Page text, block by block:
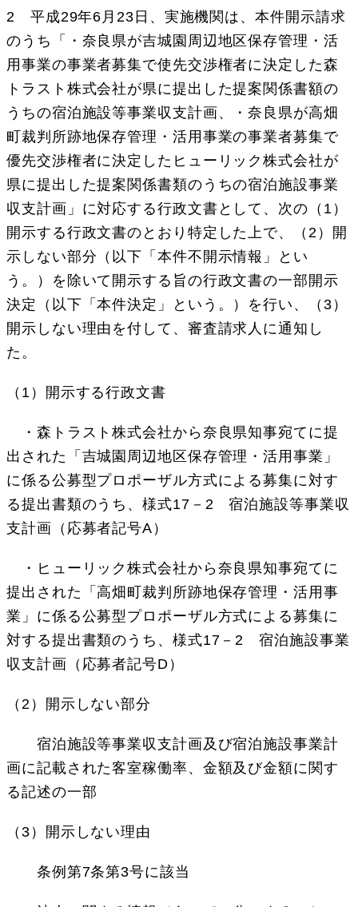
2 平成29年6月23日、実施機関は、本件開示請求
のうち「・奈良県が吉城園周辺地区保存管理・活
用事業の事業者募集で使先交渉権者に決定した森
トラスト株式会社が県に提出した提案関係書額の
うちの宿泊施設等事業収支計画、・奈良県が高畑
町裁判所跡地保存管理・活用事業の事業者募集で
優先交渉権者に決定したヒューリック株式会社が
県に提出した提案関係書類のうちの宿泊施設事業
収支計画」に対応する行政文書として、次の（1）
開示する行政文書のとおり特定した上で、（2）開
示しない部分（以下「本件不開示情報」とい
う。）を除いて開示する旨の行政文書の一部開示
決定（以下「本件決定」という。）を行い、（3）
開示しない理由を付して、審査請求人に通知し
た。
（1）開示する行政文書
・森トラスト株式会社から奈良県知事宛てに提
出された「吉城園周辺地区保存管理・活用事業」
に係る公募型プロポーザル方式による募集に対す
る提出書類のうち、様式17－2 宿泊施設等事業収
支計画（応募者記号A）
・ヒューリック株式会社から奈良県知事宛てに
提出された「高畑町裁判所跡地保存管理・活用事
業」に係る公募型プロポーザル方式による募集に
対する提出書類のうち、様式17－2 宿泊施設事業
収支計画（応募者記号D）
（2）開示しない部分
宿泊施設等事業収支計画及び宿泊施設事業計
画に記載された客室稼働率、金額及び金額に関す
る記述の一部
（3）開示しない理由
条例第7条第3号に該当